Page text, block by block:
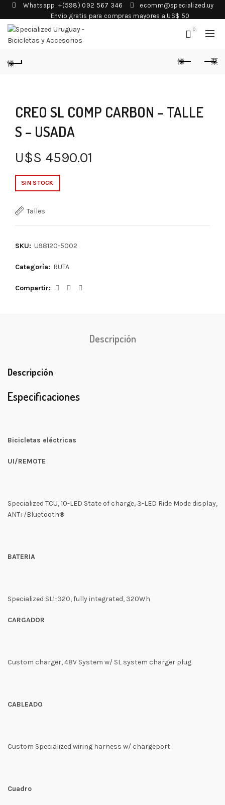
Whatsapp: +(598) 092 567 346
ecomm@specialized.uy
Envio gratis para compras mayores a US$ 50
0
CREO SL COMP CARBON – TALLE
S – USADA
U$S 4590.01
SIN STOCK
Talles
SKU: U98120-5002
Categoría: RUTA
Compartir
Descripción
Descripción
Especificaciones
Bicicletas eléctricas
UI/REMOTE
Specialized TCU, 10-LED State of charge, 3-LED Ride Mode display,
ANT+/Bluetooth®
BATERIA
Specialized SL1-320, fully integrated, 320Wh
CARGADOR
Custom charger, 48V System w/ SL system charger plug
CABLEADO
Custom Specialized wiring harness w/ chargeport
Cuadro